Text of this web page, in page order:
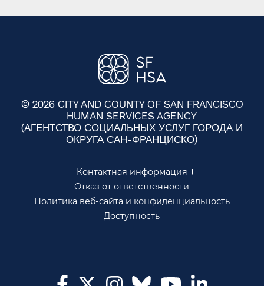
© 2026 CITY AND COUNTY OF SAN FRANCISCO
HUMAN SERVICES AGENCY
(АГЕНТСТВО СОЦИАЛЬНЫХ УСЛУГ ГОРОДА И
ОКРУГА САН-ФРАНЦИСКО)​​
Контактная информация​​
Отказ от ответственности​​
Политика веб-сайта и конфиденциальность​​
Доступность​​